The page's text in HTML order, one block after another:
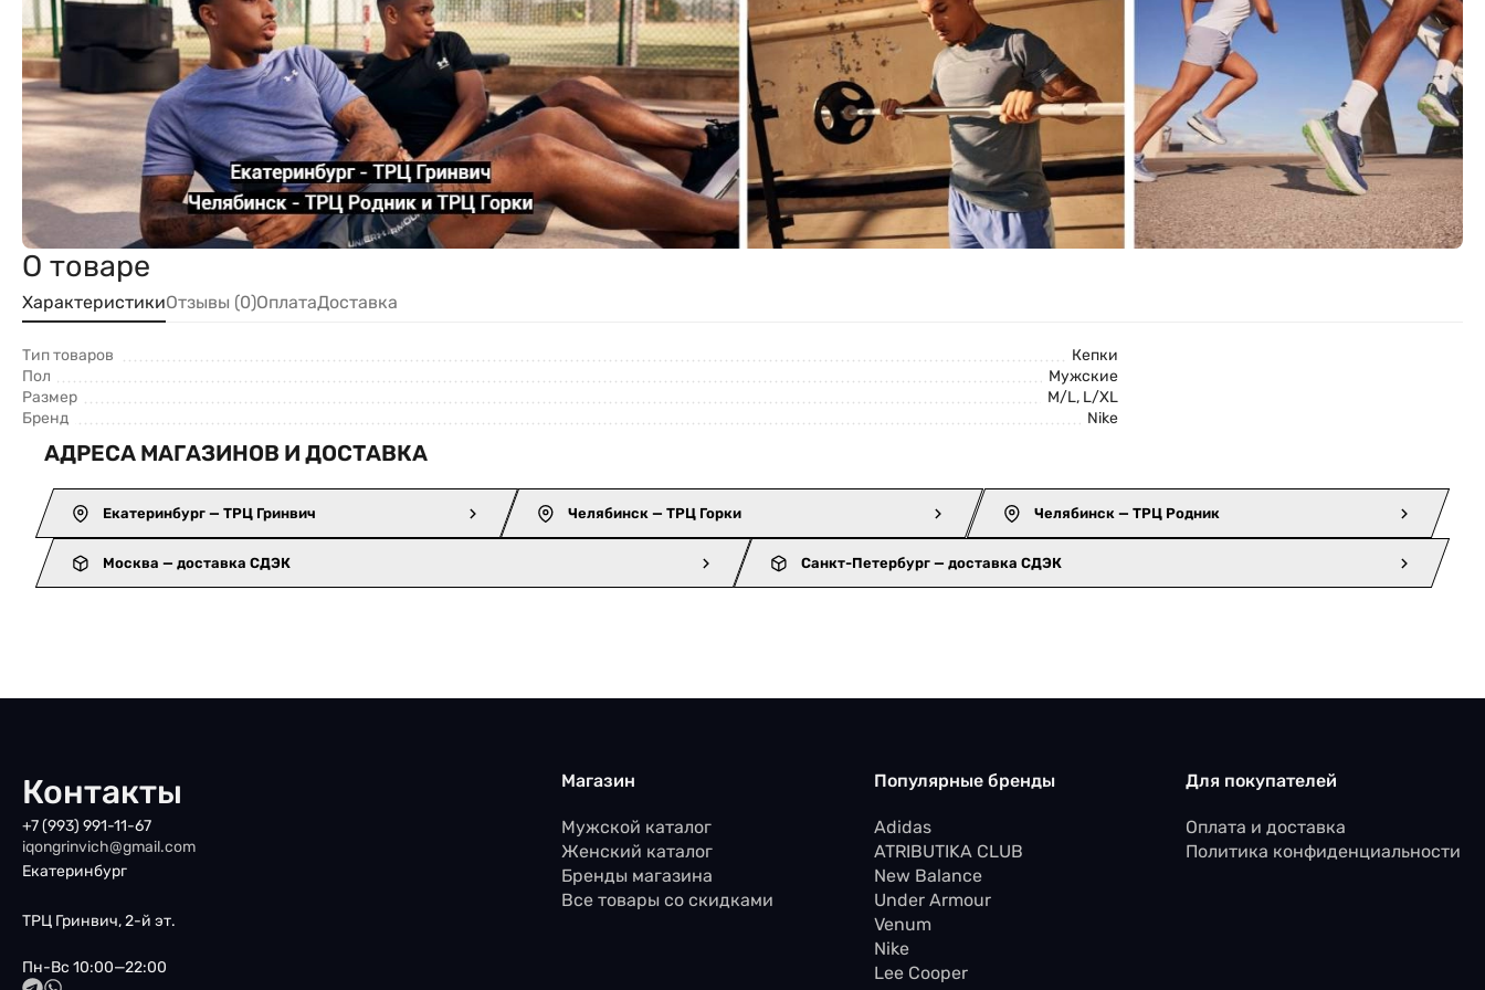
О товаре
ХарактеристикиОтзывы (0)ОплатаДоставка
Тип товаров
Кепки
Пол
Мужские
Размер
M/L, L/XL
Бренд
Nike
АДРЕСА МАГАЗИНОВ И ДОСТАВКА
Екатеринбург — ТРЦ Гринвич Челябинск — ТРЦ Горки Челябинск — ТРЦ Родник
Москва — доставка СДЭК Санкт-Петербург — доставка СДЭК
Контакты
+7 (993) 991-11-67
iqongrinvich@gmail.com
Екатеринбург
ТРЦ Гринвич, 2-й эт.
Пн-Вс 10:00—22:00
Магазин
Мужской каталог
Женский каталог
Бренды магазина
Все товары со скидками
Популярные бренды
Adidas
ATRIBUTIKA CLUB
New Balance
Under Armour
Venum
Nike
Lee Cooper
Для покупателей
Оплата и доставка
Политика конфиденциальности